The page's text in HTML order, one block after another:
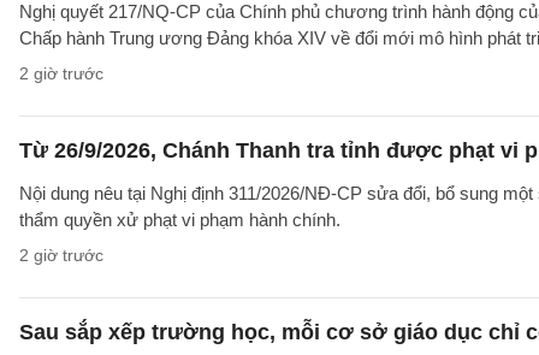
Nghị quyết 217/NQ-CP của Chính phủ chương trình hành động
Chấp hành Trung ương Đảng khóa XIV về đổi mới mô hình phát
2 giờ trước
Từ 26/9/2026, Chánh Thanh tra tỉnh được phạt vi
Nội dung nêu tại Nghị định 311/2026/NĐ-CP sửa đổi, bổ sung
thẩm quyền xử phạt vi phạm hành chính.
2 giờ trước
Sau sắp xếp trường học, mỗi cơ sở giáo dục chỉ